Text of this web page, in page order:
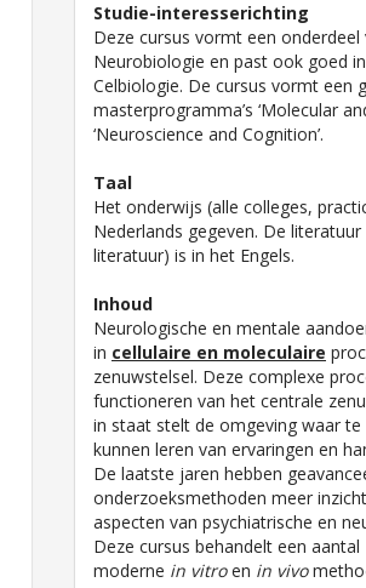
Studie-interesserichting
Deze cursus vormt een
Neurobiologie en past ook goed
Celbiologie. De cursus vormt een
masterprogramma’s ‘Molecular
‘Neuroscience and Cognition’.
Taal
Het onderwijs (alle colleges,
Nederlands gegeven. De
literatuur) is in het Engels.
Inhoud
Neurologische en mentale
in cellulaire en moleculaire
zenuwstelsel. Deze complexe
functioneren van het centrale
in staat stelt de omgeving waar
kunnen leren van ervaringen en
De laatste jaren hebben
onderzoeksmethoden meer
aspecten van psychiatrische en
Deze cursus behandelt een
moderne in vitroen in vivo